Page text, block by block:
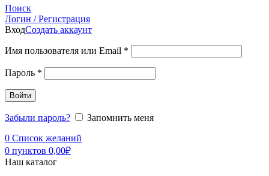
Поиск
Логин / Регистрация
ВходСоздать аккаунт
Имя пользователя или Email *
Пароль *
Войти
Забыли пароль?
Запомнить меня
0 Список желаний
0 пунктов 0,00₽
Наш каталог